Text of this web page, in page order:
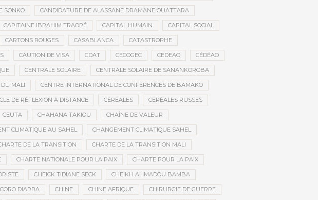
SONKO CANDIDATURE DE ALASSANE DRAMANE OUATTARA
CAPITAINE IBRAHIM TRAORÉ CAPITAL HUMAIN CAPITAL SOCIAL
CARTONS ROUGES CASABLANCA CATASTROPHE
CAUTION DE VISA CDAT CECOGEC CEDEAO CÉDÉAO
CENTRALE SOLAIRE CENTRALE SOLAIRE DE SANANKOROBA
MALI CENTRE INTERNATIONAL DE CONFÉRENCES DE BAMAKO
DE RÉFLEXION À DISTANCE CÉRÉALES CÉRÉALES RUSSES
CEUTA CHAHANA TAKIOU CHAÎNE DE VALEUR
CLIMATIQUE AU SAHEL CHANGEMENT CLIMATIQUE SAHEL
DE LA TRANSITION CHARTE DE LA TRANSITION MALI
CHARTE NATIONALE POUR LA PAIX CHARTE POUR LA PAIX
CHEICK TIDIANE SECK CHEIKH AHMADOU BAMBA
DIARRA CHINE CHINE AFRIQUE CHIRURGIE DE GUERRE